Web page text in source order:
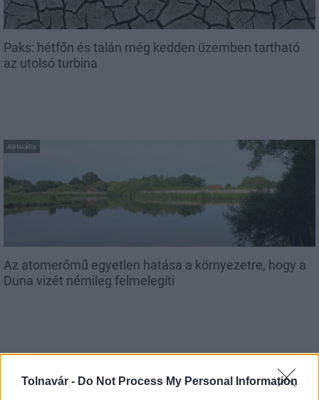
Tolnavár - Do Not Process My Personal Information
Paks: hétfőn és talán még kedden üzemben tartható
az utolsó turbina
Aktuális
Az atomerőmű egyetlen hatása a környezetre, hogy a
Duna vizét némileg felmelegíti